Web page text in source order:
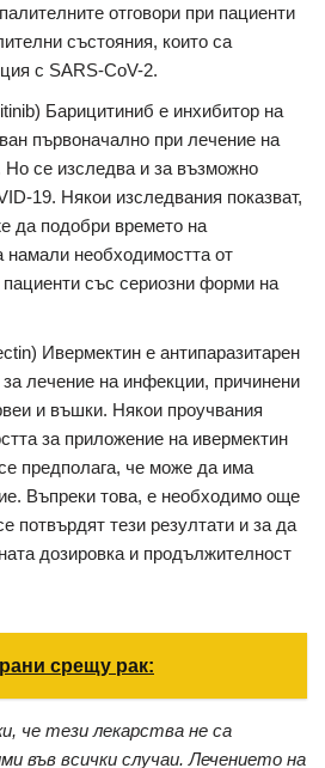
отговори при пациенти
състояния, които са
с SARS-CoV-2.
Барицитиниб е инхибитор на
първоначално при лечение на
Но се изследва и за възможно
19. Някои изследвания показват,
да подобри времето на
намали необходимостта от
със сериозни форми на
Ивермектин е антипаразитарен
за лечение на инфекции, причинени
и въшки. Някои проучвания
за приложение на ивермектин
предполага, че може да има
Въпреки това, е необходимо още
потвърдят тези резултати и за да
дозировка и продължителност
срещу рак:
че тези лекарства не са
във всички случаи. Лечението на